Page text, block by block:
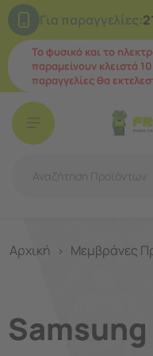
Για παραγγελίες:
Το φυσικό και το
παραμείνουν κλειστά
παραγγελίες θα
Αρχική > Μεμβράνες